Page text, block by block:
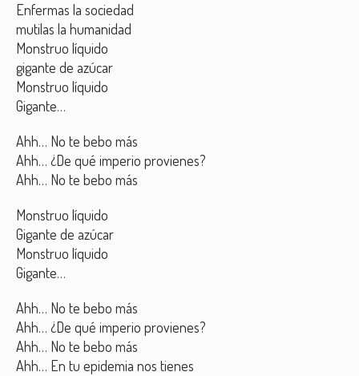
Enfermas la sociedad
mutilas la humanidad
Monstruo líquido
gigante de azúcar
Monstruo líquido
Gigante…
Ahh… No te bebo más
Ahh… ¿De qué imperio provienes?
Ahh… No te bebo más
Monstruo líquido
Gigante de azúcar
Monstruo líquido
Gigante…
Ahh… No te bebo más
Ahh… ¿De qué imperio provienes?
Ahh… No te bebo más
Ahh… En tu epidemia nos tienes